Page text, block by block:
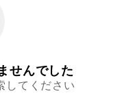
せんでした
してください